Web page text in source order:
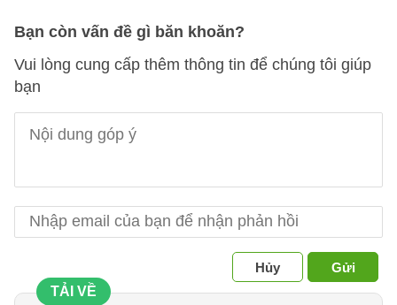
Bạn còn vấn đề gì băn khoăn?
Vui lòng cung cấp thêm thông tin để chúng tôi giúp
bạn
Hủy
Gửi
TẢI VỀ